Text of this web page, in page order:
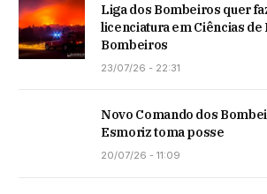
Liga dos Bombeiros quer
licenciatura em Ciências de
Bombeiros
23/07/26 - 22:31
Novo Comando dos
Esmoriz toma posse
20/07/26 - 11:09